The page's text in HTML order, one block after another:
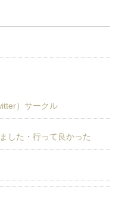
）サークル
した・行って良かった